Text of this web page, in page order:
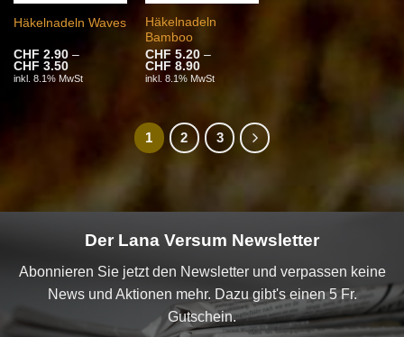
Häkelnadeln Waves
CHF 2.90 –
CHF 3.50Preisspanne:
CHF 2.90
inkl. 8.1% MwSt
Häkelnadeln
Bamboo
CHF5.20 –
CHF 8.90Preisspanne:
CHF 5.20
inkl. 8.1% MwSt
1 2 3
Der Lana Versum Newsletter
Abonnieren Sie jetzt den Newsletter und verpassen keine
News und Aktionen mehr. Dazu gibt's einen 5 Fr.
Gutschein.